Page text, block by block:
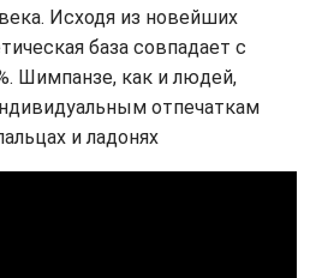
Исходя из новейших
база совпадает с
Шимпанзе, как и людей,
отпечаткам
и ладонях